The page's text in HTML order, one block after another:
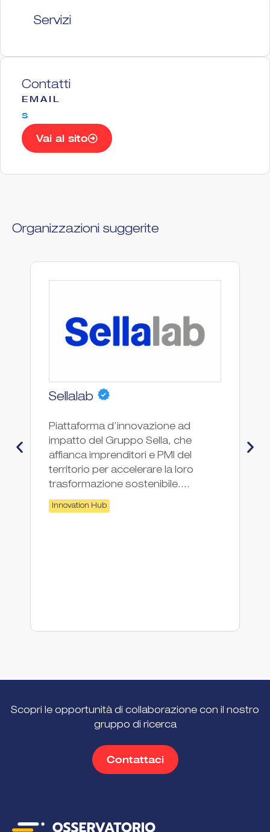
Servizi
Contatti
EMAIL
s
Vai al sito
Organizzazioni suggerite
Sellalab
Piattaforma d’innovazione ad
impatto del Gruppo Sella, che
affianca imprenditori e PMI del
territorio per accelerare la loro
trasformazione sostenibile....
Innovation Hub
Scopri le opportunità di collaborazione con il nostro
gruppo di ricerca
Contattaci